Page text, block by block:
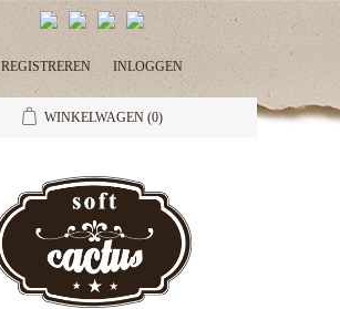
REGISTREREN INLOGGEN
WINKELWAGEN (0)